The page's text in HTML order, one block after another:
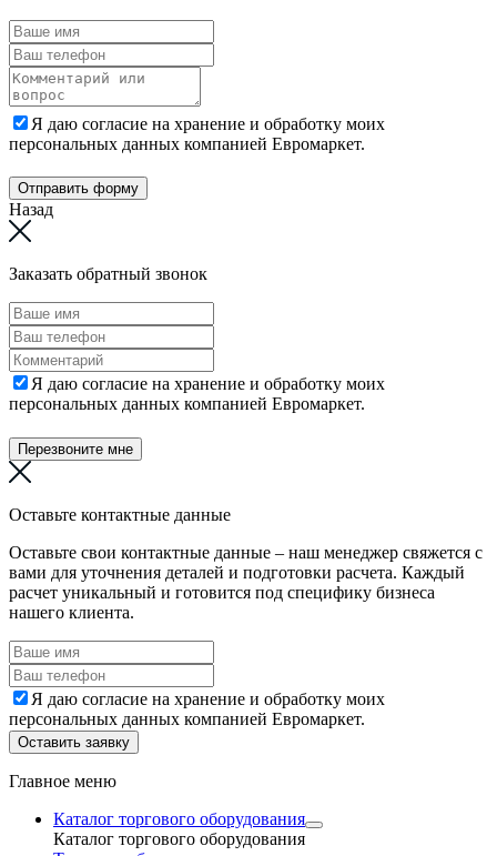
Я даю согласие на хранение и обработку моих
персональных данных компанией Евромаркет.
Отправить форму
Назад
Заказать обратный звонок
Я даю согласие на хранение и обработку моих
персональных данных компанией Евромаркет.
Перезвоните мне
Оставьте контактные данные
Оставьте свои контактные данные – наш менеджер свяжется с
вами для уточнения деталей и подготовки расчета. Каждый
расчет уникальный и готовится под специфику бизнеса
нашего клиента.
Я даю согласие на хранение и обработку моих
персональных данных компанией Евромаркет.
Оставить заявку
Главное меню
Каталог торгового оборудования
Каталог торгового оборудования